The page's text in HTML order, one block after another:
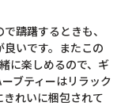
躊躇するときも、
いです。またこの
に楽しめるので、ギ
ブティーはリラック
れいに梱包されて